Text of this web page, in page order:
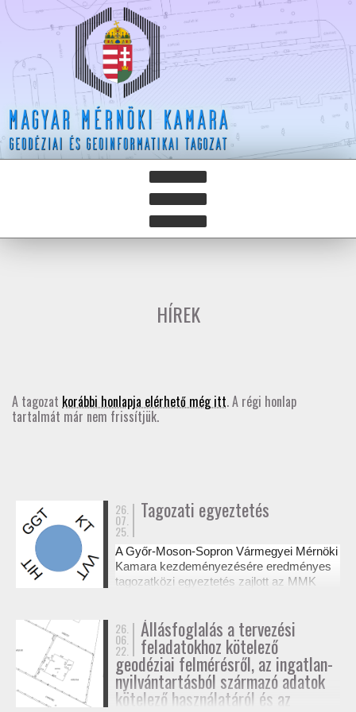
TOVÁBBKÉPZÉSEK
ELNÖKSÉG
MUNKATERVEK, BESZÁMOLÓK
HATÁROZATOK
JOGSZABÁLYOK, SZABÁLYZATOK, SZABVÁNYOK
NÉVJEGYZÉK
SEGÉDLETEK / FAP
HÍREK
A tagozat korábbi honlapja elérhető még itt. A régi honlap
tartalmát már nem frissítjük.
26.
07.
25.
Tagozati egyeztetés
A Győr-Moson-Sopron Vármegyei Mérnöki
Kamara kezdeményezésére eredményes
tagozatközi egyeztetés zajlott az MMK
dokumentációk jogosultsági kérdéseiről. A
résztvevő tagozatok a 327/2015. (XI. 10.)
Korm. rendelet alapján tisztázták a
kompetenciahatárokat, és a jövőben közös
workshopok formájában folytatják a
szakmai együttműködést.
26.
06.
22.
Állásfoglalás a tervezési
feladatokhoz kötelező
geodéziai felmérésről, az ingatlan-
nyilvántartásból származó adatok
kötelező használatáról és az